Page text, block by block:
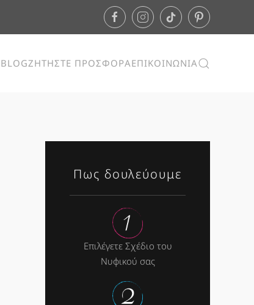
BLOGΖΗΤΗΣΤΕ ΠΡΟΣΦΟΡΑΕΠΙΚΟΙΝΩΝΙΑ
Πως δουλεύουμε
Επιλέγετε Σχέδιο του
Νυφικού σας